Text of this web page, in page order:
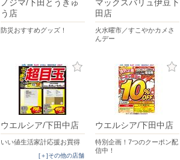
ノジマ/下田とうきゅ
う店
防災おすすめグッズ！
マックスバリュ伊豆下
田店
火水曜市／すこやかカメさ
んデー
ウエルシア/下田中店
いい値生活家計応援お買得
[＋]その他の店舗
ウエルシア/下田中店
特別企画！7つのクーポン配
信中！